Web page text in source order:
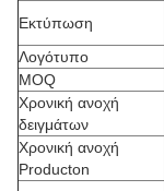
Εκτύπωση
Λογότυπο
MOQ
Χρονική ανοχή
δειγμάτων
Χρονική ανοχή
Producton